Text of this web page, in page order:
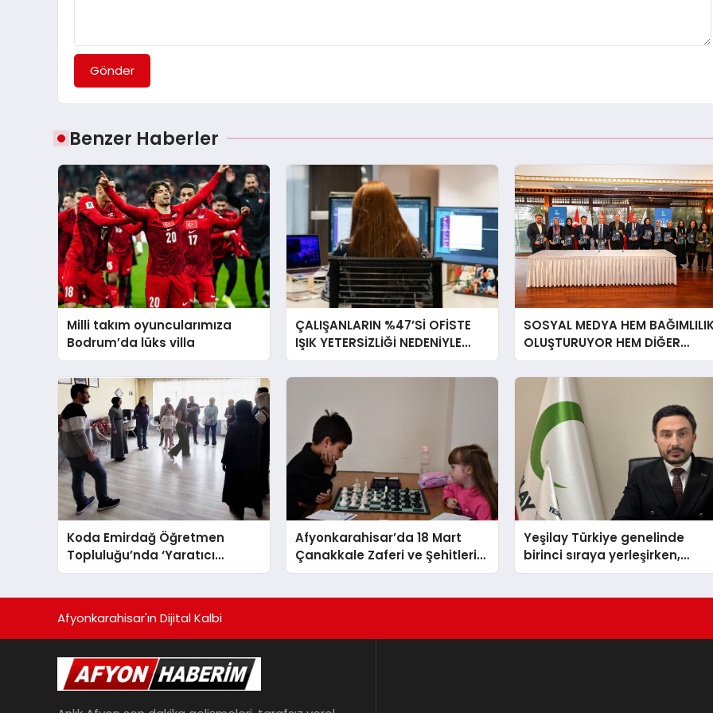
Gönder
Benzer Haberler
Milli takım oyuncularımıza
Bodrum’da lüks villa
ÇALIŞANLARIN %47’Sİ OFİSTE
IŞIK YETERSİZLİĞİ NEDENİYLE
YORGUN HİSSEDİYOR
SOSYAL MEDYA HEM
OLUŞTURUYOR HEM DİĞER
BAĞIMLILIKLARA ZEMİN
HAZIRLIYOR”
Koda Emirdağ Öğretmen
Topluluğu’nda ‘Yaratıcı
Drama’ eğitimi gerçekleştirildi.
Afyonkarahisar’da 18 Mart
Çanakkale Zaferi ve Şehitleri
Anma Günü Satranç
Yeşilay Türkiye genelinde
birinci sıraya yerleşirken,
yürütülen faaliyetlerle de
Afyonkarahisar'ın Dijital Kalbi